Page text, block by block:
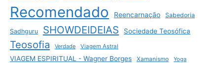
Recomendado Reencarnação Sabedoria
Sadhguru SHOWDEIDEIAS Sociedade Teosófica
Teosofia Verdade Viagem Astral
VIAGEM ESPIRITUAL - Wagner Borges Xamanismo Yoga